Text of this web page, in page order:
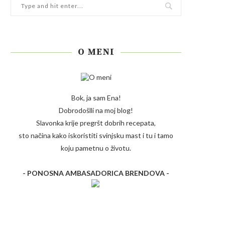
O MENI
Bok, ja sam Ena!
Dobrodošlli na moj blog!
Slavonka krije pregršt dobrih recepata,
sto načina kako iskoristiti svinjsku mast i tu i tamo
koju pametnu o životu.
- PONOSNA AMBASADORICA BRENDOVA -